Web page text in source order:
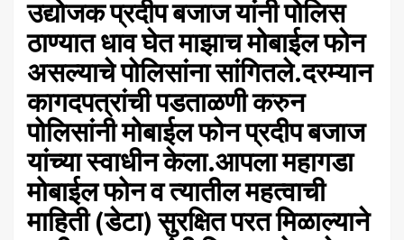
उद्योजक प्रदीप बजाज यांनी पोलिस
ठाण्यात धाव घेत माझाच मोबाईल फोन
असल्याचे पोलिसांना सांगितले.दरम्यान
कागदपत्रांची पडताळणी करुन
पोलिसांनी मोबाईल फोन प्रदीप बजाज
यांच्या स्वाधीन केला.आपला महागडा
मोबाईल फोन व त्यातील महत्वाची
माहिती (डेटा) सुरक्षित परत मिळाल्याने